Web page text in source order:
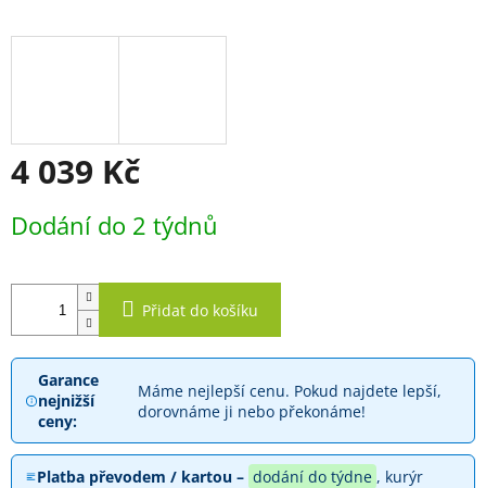
4 039 Kč
cena:
Dodání do 2 týdnů
Přidat do košíku
Garance
nejnižší
ceny:
Máme nejlepší cenu. Pokud najdete lepší,
dorovnáme ji nebo překonáme!
Platba převodem / kartou – dodání do týdne , kurýr